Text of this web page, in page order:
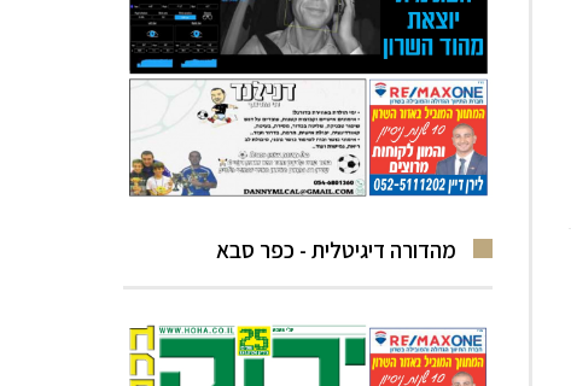
מהדורה דיגיטלית - כפר סבא